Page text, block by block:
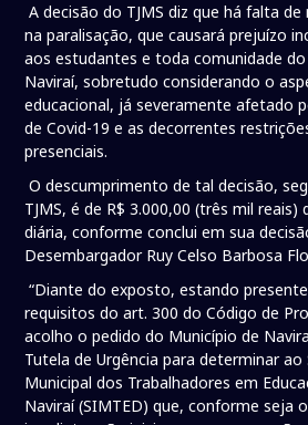
A decisão do TJMS diz que há falta de
na paralisação, que causará prejuízo
aos estudantes e toda comunidade
Naviraí, sobretudo considerando o
educacional, já severamente afetado
de Covid-19 e as decorrentes
presenciais.
O descumprimento de tal decisão,
TJMS, é de R$ 3.000,00 (três mil reais)
diária, conforme conclui em sua
Desembargador Ruy Celso Barbosa
“Diante do exposto, estando
requisitos do art. 300 do Código de
acolho o pedido do Município de
Tutela de Urgência para determinar ao
Municipal dos Trabalhadores em
Naviraí (SIMTED) que, conforme seja